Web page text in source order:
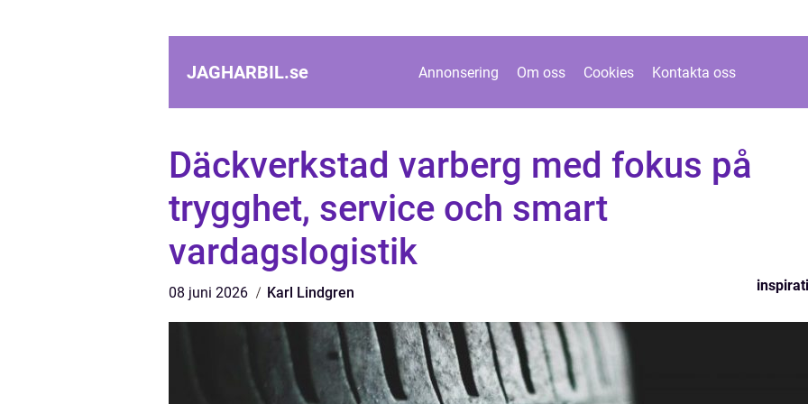
JAGHARBIL.se Annonsering Om oss Cookies Kontakta oss
Däckverkstad varberg med fokus på
trygghet, service och smart
vardagslogistik
08 juni 2026 Karl Lindgren